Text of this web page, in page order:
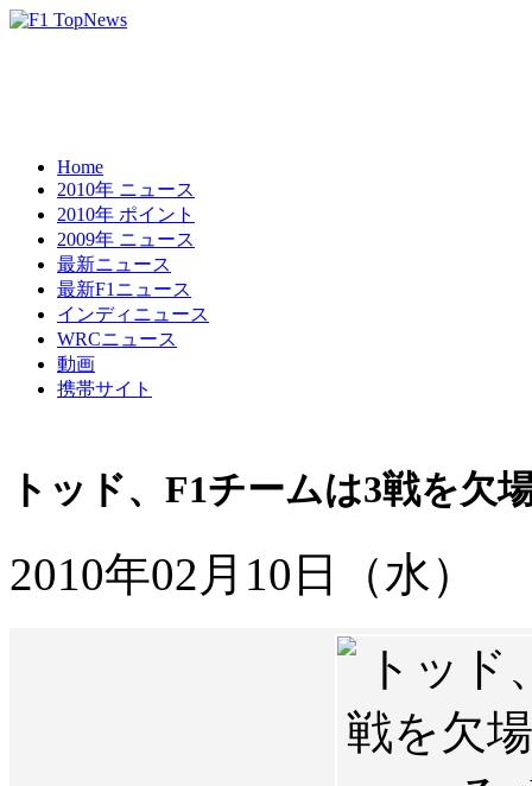
Home
2010年 ニュース
2010年 ポイント
2009年 ニュース
最新ニュース
最新F1ニュース
インディニュース
WRCニュース
動画
携帯サイト
トッド、F1チームは3戦を欠
2010年02月10日（水）